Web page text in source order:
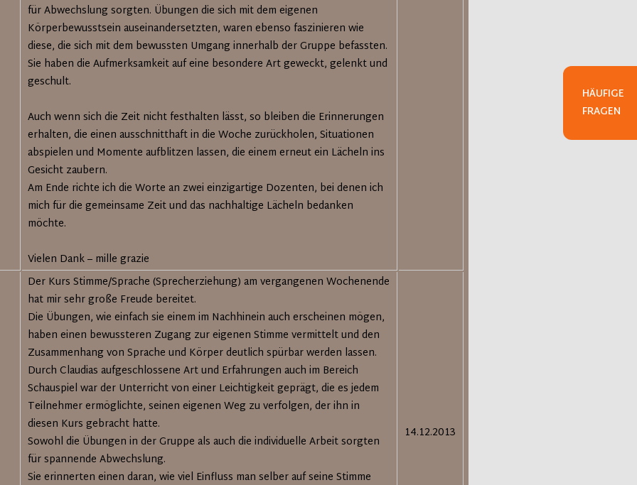
für Abwechslung sorgten. Übungen die sich mit dem eigenen
Körperbewusstsein auseinandersetzten, waren ebenso faszinieren wie
diese, die sich mit dem bewussten Umgang innerhalb der Gruppe befassten.
Sie haben die Aufmerksamkeit auf eine besondere Art geweckt, gelenkt und
geschult.
Auch wenn sich die Zeit nicht festhalten lässt, so bleiben die Erinnerungen
erhalten, die einen ausschnitthaft in die Woche zurückholen, Situationen
abspielen und Momente aufblitzen lassen, die einem erneut ein Lächeln ins
Gesicht zaubern.
Am Ende richte ich die Worte an zwei einzigartige Dozenten, bei denen ich
mich für die gemeinsame Zeit und das nachhaltige Lächeln bedanken
möchte.
Vielen Dank – mille grazie
Der Kurs Stimme/Sprache (Sprecherziehung) am vergangenen Wochenende
hat mir sehr große Freude bereitet.
Die Übungen, wie einfach sie einem im Nachhinein auch erscheinen mögen,
haben einen bewussteren Zugang zur eigenen Stimme vermittelt und den
Zusammenhang von Sprache und Körper deutlich spürbar werden lassen.
Durch Claudias aufgeschlossene Art und Erfahrungen auch im Bereich
Schauspiel war der Unterricht von einer Leichtigkeit geprägt, die es jedem
Teilnehmer ermöglichte, seinen eigenen Weg zu verfolgen, der ihn in
diesen Kurs gebracht hatte.
Sowohl die Übungen in der Gruppe als auch die individuelle Arbeit sorgten
für spannende Abwechslung.
Sie erinnerten einen daran, wie viel Einfluss man selber auf seine Stimme
14.12.2013
HÄUFIGE
FRAGEN